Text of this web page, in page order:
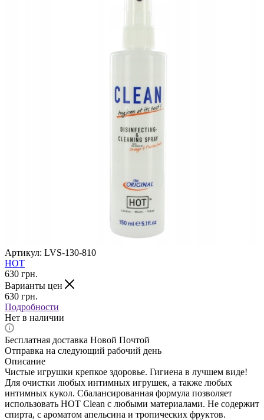
Артикул: LVS-130-810
HOT
630 грн.
Варианты цен
630 грн.
Подробности
Нет в наличии
Бесплатная доставка Новой Почтой
Отправка на следующий рабочий день
Описание
Чистые игрушки крепкое здоровье. Гигиена в лучшем виде!
Для очистки любых интимных игрушек, а также любых
интимных кукол. Сбалансированная формула позволяет
использовать HOT Clean с любыми материалами. Не содержит
спирта, с ароматом апельсина и тропических фруктов.